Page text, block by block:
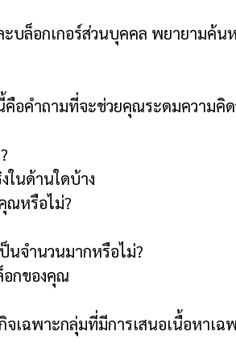
ะบล็อกเกอร์ส่วนบุคคล พยายาม
อคำถามที่จะช่วยคุณระดมความคิ
นด้านใดบ้าง
ณหรือไม่?
นจำนวนมากหรือไม่?
อกของคุณ
จเฉพาะกลุ่มที่มีการเสนอเนื้อหาเฉ